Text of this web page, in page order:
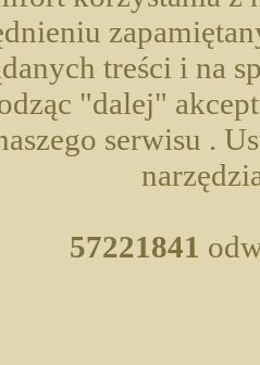
treści i na
"dalej"
serwisu .
57221841